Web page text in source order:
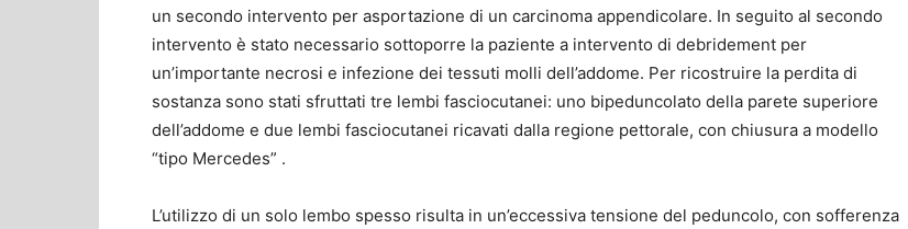
un secondo intervento per asportazione di un carcinoma appendicolare. In seguito al secondo
intervento è stato necessario sottoporre la paziente a intervento di debridement per
un’importante necrosi e infezione dei tessuti molli dell’addome. Per ricostruire la perdita di
sostanza sono stati sfruttati tre lembi fasciocutanei: uno bipeduncolato della parete superiore
dell’addome e due lembi fasciocutanei ricavati dalla regione pettorale, con chiusura a modello
“tipo Mercedes” .
L’utilizzo di un solo lembo spesso risulta in un’eccessiva tensione del peduncolo, con sofferenza